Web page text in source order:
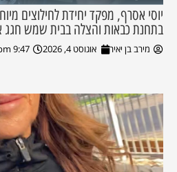
יוסי אסרף, מפקד יחידת לחילוצים
בתחנת כבאות והצלה בבית שמש חגג
מירב בן יאיר אוגוסט 4, 2026 9:47 pm